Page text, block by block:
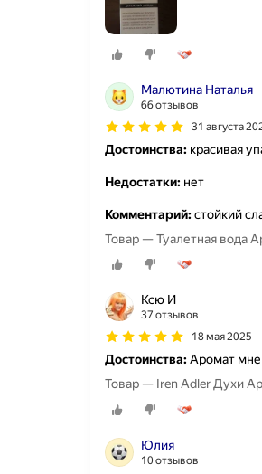
Малютина Наталья
66 отзывов
31 августа
Достоинства: красивая
Недостатки: нет
Комментарий:стойкий
Товар — Туалетная вода
Ксю И
37 отзывов
18 мая 2025
Достоинства:Аромат мне
Товар — Iren Adler Духи
Юлия
10 отзывов